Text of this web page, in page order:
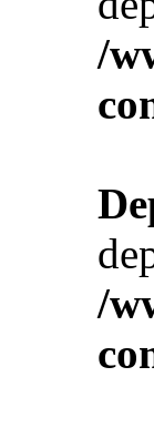
/
/